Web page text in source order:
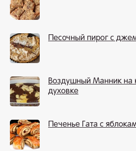
Песочный пирог с
Воздушный Манник на
духовке
Печенье Гата с